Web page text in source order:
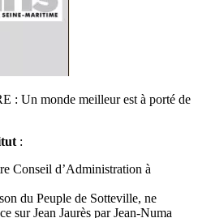
: Un monde meilleur est à porté de
:
Conseil d’Administration à
du Peuple de Sotteville, ne
sur Jean Jaurès par Jean-Numa